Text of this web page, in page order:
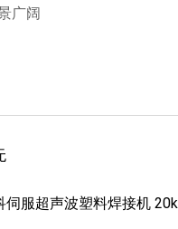
广阔
伺服超声波塑料焊接机